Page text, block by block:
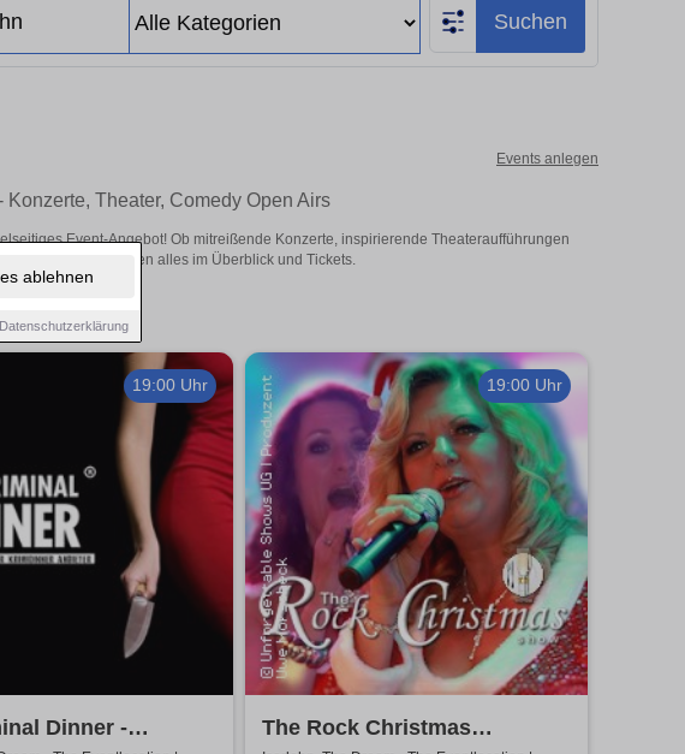
ablehnen
Datenschutzerklärung
Suchen
Events anlegen
Theater, Comedy Open Airs
Event-Angebot! Ob mitreißende Konzerte, inspirierende Theateraufführungen
Iserlohn – hier finden alles im Überblick und Tickets.
19:00 Uhr
Dinner -
19:00 Uhr
The Rock Christmas